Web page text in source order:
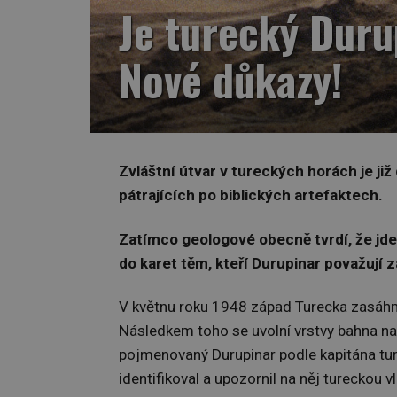
Je turecký
Nové důkazy!
Zvláštní útvar v tureckých horách je
pátrajících po biblických artefaktech.
Zatímco geologové obecně tvrdí, že
do karet těm, kteří Durupinar považují
V květnu roku 1948 západ Turecka
Následkem toho se uvolní vrstvy bahna
pojmenovaný Durupinar podle kapitána
identifikoval a upozornil na něj tureckou